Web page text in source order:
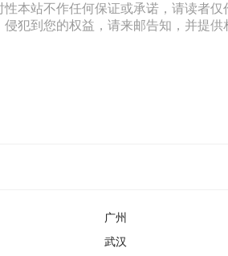
本站不作任何保证或承诺，请读者
犯到您的权益，请来邮告知，并提
广州
武汉